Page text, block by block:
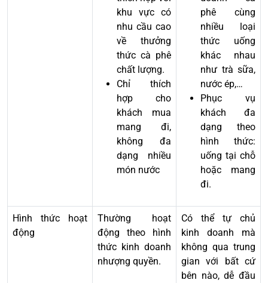
khu vực có
nhu cầu cao
về thưởng
thức cà phê
chất lượng.
Chỉ thích
hợp cho
khách mua
mang đi,
không đa
dạng nhiều
món nước
phê cùng
nhiều loại
thức uống
khác nhau
như trà sữa,
nước ép,…
Phục vụ
khách đa
dạng theo
hình thức:
uống tại chỗ
hoặc mang
đi.
Hình thức hoạt
động
Thường hoạt
động theo hình
thức kinh doanh
nhượng quyền.
Có thể tự chủ
kinh doanh mà
không qua trung
gian với bất cứ
bên nào, dễ đầu